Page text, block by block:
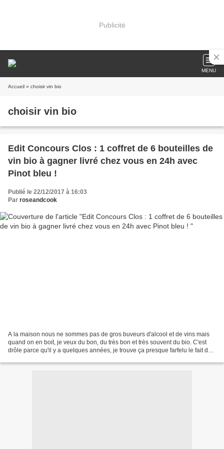
Publicité
MENU
Accueil » choisir vin bio
choisir vin bio
Edit Concours Clos : 1 coffret de 6 bouteilles de
vin bio à gagner livré chez vous en 24h avec
Pinot bleu !
Publié le 22/12/2017 à 16:03
Par roseandcook
A la maison nous ne sommes pas de gros buveurs d'alcool et de vins mais
quand on en boit, je veux du bon, du très bon et très souvent du bio. C'est
drôle parce qu'il y a quelques années, je trouve ça presque farfelu le fait de